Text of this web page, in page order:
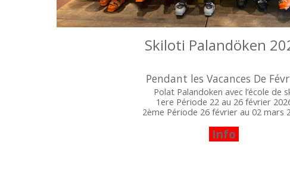
Skiloti Palandöken
Pendant les Vacances De
Polat Palandoken avec l’école de
1ere Période 22 au 26 février
2ème Période 26 février au 02 mars
Info